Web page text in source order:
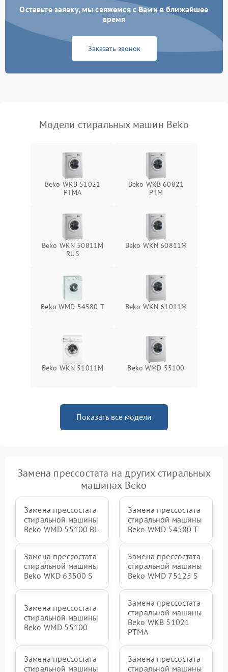
Оставьте заявку, мы свяжемся с Вами в ближайшее
время
Заказать звонок
Модели стиральных машин Beko
Beko WKB 51021
PTМА
Beko WKB 60821
PTМ
Beko WKN 50811M
RUS
Beko WKN 60811M
Beko WMD 54580 T Beko WKN 61011M
Beko WKN 51011M Beko WMD 55100
Показать все модели
Замена прессостата на других стиральных
машинах Beko
Замена прессостата
стиральной машины
Beko WMD 55100 BL
Замена прессостата
стиральной машины
Beko WMD 54580 T
Замена прессостата
стиральной машины
Beko WKD 63500 S
Замена прессостата
стиральной машины
Beko WMD 75125 S
Замена прессостата
стиральной машины
Beko WMD 55100
Замена прессостата
стиральной машины
Beko WKB 51021
PTМА
Замена прессостата
стиральной машины
Замена прессостата
стиральной машины